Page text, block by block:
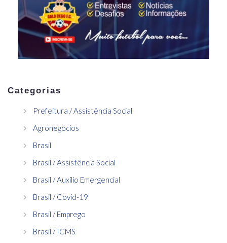
Categorias
Prefeitura / Assistência Social
Agronegócios
Brasil
Brasil / Assistência Social
Brasil / Auxílio Emergencial
Brasil / Covid-19
Brasil / Emprego
Brasil / ICMS